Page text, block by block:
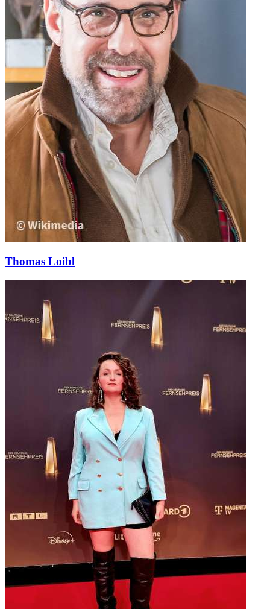
Thomas Loibl